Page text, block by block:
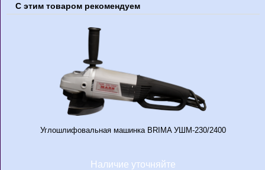
С этим товаром рекомендуем
Углошлифовальная машинка BRIMA УШМ-230/2400
Наличие уточняйте